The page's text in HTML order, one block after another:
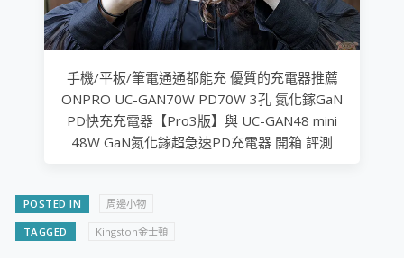
手機/平板/筆電通通都能充 優質的充電器推薦
ONPRO UC-GAN70W PD70W 3孔 氮化鎵GaN
PD快充充電器【Pro3版】與 UC-GAN48 mini
48W GaN氮化鎵超急速PD充電器 開箱 評測
POSTED IN 周邊小物
TAGGED Kingston金士頓